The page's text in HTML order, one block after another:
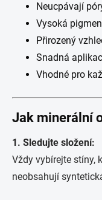
Neucpávají
Vysoká
Přirozený
Snadná
Vhodné pro
Jak minerální
1. Sledujte složení:
Vždy vybírejte stíny,
neobsahují